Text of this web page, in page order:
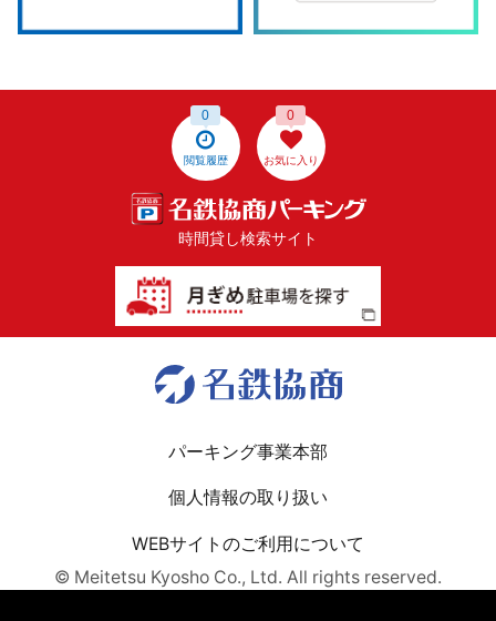
閲覧履歴
0
お気に入り
0
時間貸し検索サイト
パーキング事業本部
個人情報の取り扱い
WEBサイトのご利用について
© Meitetsu Kyosho Co., Ltd. All rights reserved.